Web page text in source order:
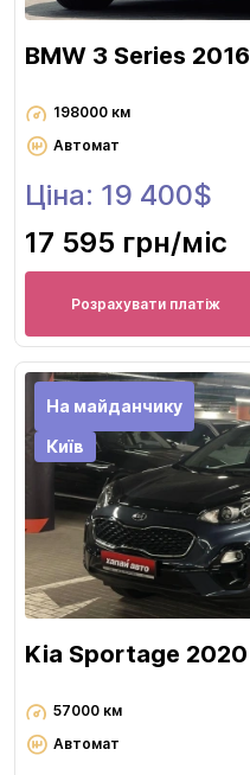
BMW 3 Series 2016
198000 км
Автомат
Ціна: 19 400$
17 595 грн/міс
Розрахувати платіж
На майданчику
Київ
Kia Sportage 2020
57000 км
Автомат